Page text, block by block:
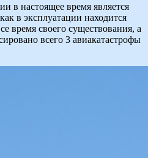
в настоящее время является
в эксплуатации находится
время своего существования, а
всего 3 авиакатастрофы